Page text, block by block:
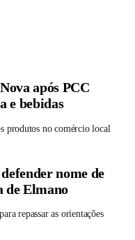
após PCC
e bebidas
produtos no comércio local
nome de
de Elmano
repassar as orientações